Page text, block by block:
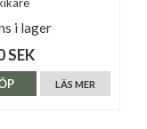
i lager
SEK
LÄS MER